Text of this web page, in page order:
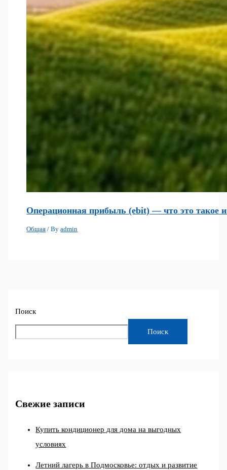
Операционная прибыль (ebit) — что это такое и
Общая / Byadmin
Поиск
Поиск
Свежие записи
Купить кондиционер для дома на выгодных
условиях
Летний лагерь в Подмосковье: отдых и развитие